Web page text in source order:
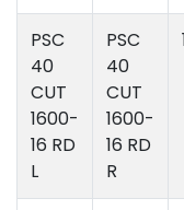
PSC
40
CUT
1600-
16 RD
L
PSC
40
CUT
1600-
16 RD
R